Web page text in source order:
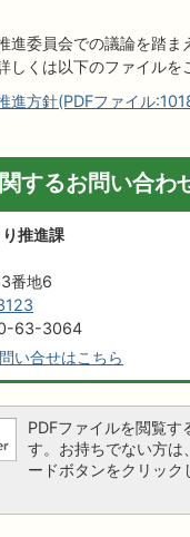
進委員会での議論を踏
しくは以下のファイルを
進方針(PDFファイル
するお問い合わ
推進課
番地6
63-3064
い合せはこちら
PDFファイルを閲覧
す。お持ちでない方
ードボタンをクリッ